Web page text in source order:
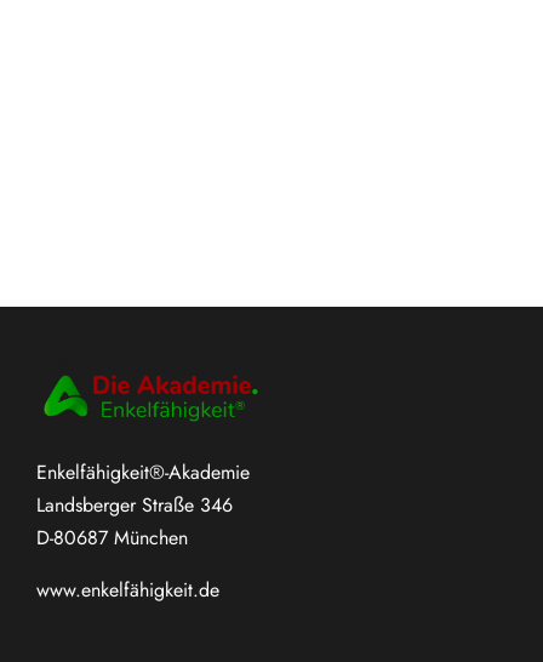
Enkelfähigkeit®-Akademie
Landsberger Straße 346
D-80687 München
www.enkelfähigkeit.de